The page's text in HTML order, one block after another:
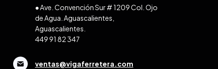
● Ave. Convención Sur # 1209 Col. Ojo
de Agua. Aguascalientes,
Aguascalientes.
449 91 82 347
ventas@vigaferretera.com